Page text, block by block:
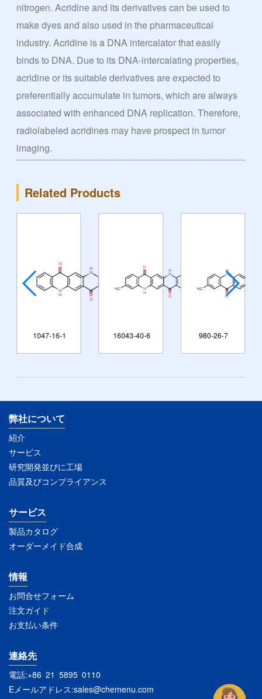
nitrogen. Acridine and its derivatives can be used to
make dyes and also used in the pharmaceutical
industry. Acridine is a DNA intercalator that easily
binds to DNA. Due to its DNA-intercalating properties,
acridine or its suitable derivatives are expected to
preferentially accumulate in tumors, which are always
associated with enhanced DNA replication. Therefore,
radiolabeled acridines may have prospect in tumor
imaging.
Related Products
1047-16-1 16043-40-6 980-26-7
弊社について
紹介
サービス
研究開発並びに工場
品質及びコンプライアンス
サービス
製品カタログ
オーダーメイド合成
情報
お問合せフォーム
注文ガイド
お支払い条件
連絡先
電話:+86 21 5895 0110
Eメールアドレス:sales@chemenu.com